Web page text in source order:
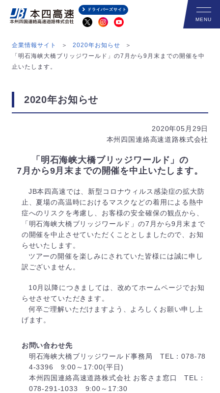
ドライバーズサイト
企業情報サイト
2020年お知らせ
「明石海峡大橋ブリッジワールド」の7月から9月末までの開催を中
止いたします。
2020年お知らせ
2020年05月29日
本州四国連絡高速道路株式会社
「明石海峡大橋ブリッジワールド」の
7月から9月末までの開催を中止いたします。
JB本四高速では、新型コロナウィルス感染症の拡大防
止、夏場の高温時におけるマスクなどの着用による熱中
症へのリスクを考慮し、お客様の安全確保の観点から、
「明石海峡大橋ブリッジワールド」の7月から9月末まで
の開催を中止させていただくこととしましたので、お知
らせいたします。
ツアーの開催を楽しみにされていた皆様には誠に申し
訳ございません。
10月以降につきましては、改めてホームページでお知
らせさせていただきます。
何卒ご理解いただけますよう、よろしくお願い申し上
げます。
お問い合わせ先
明石海峡大橋ブリッジワールド事務局 TEL：078-78
4-3396 9:00～17:00(平日)
本州四国連絡高速道路株式会社 お客さま窓口 TEL：
078-291-1033 9:00～17:30